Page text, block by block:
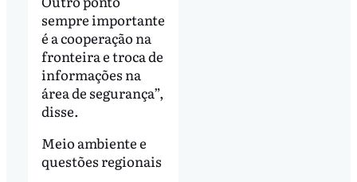
sempre importante
é a cooperação na
fronteira e troca de
informações na
área de segurança”,
disse.
Meio ambiente e
questões regionais